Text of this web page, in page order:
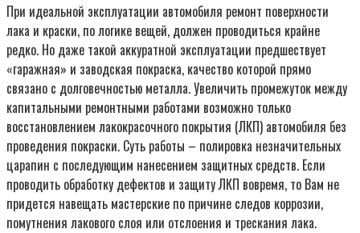
При идеальной эксплуатации автомобиля ремонт поверхности
лака и краски, по логике вещей, должен проводиться крайне
редко. Но даже такой аккуратной эксплуатации предшествует
«гаражная» и заводская покраска, качество которой прямо
связано с долговечностью металла. Увеличить промежуток между
капитальными ремонтными работами возможно только
восстановлением лакокрасочного покрытия (ЛКП) автомобиля без
проведения покраски. Суть работы – полировка незначительных
царапин с последующим нанесением защитных средств. Если
проводить обработку дефектов и защиту ЛКП вовремя, то Вам не
придется навещать мастерские по причине следов коррозии,
помутнения лакового слоя или отслоения и трескания лака.